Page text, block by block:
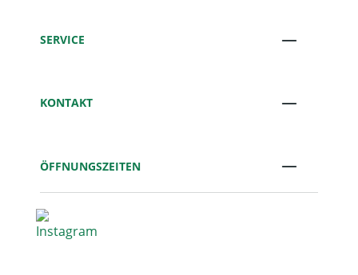
SERVICE
KONTAKT
ÖFFNUNGSZEITEN